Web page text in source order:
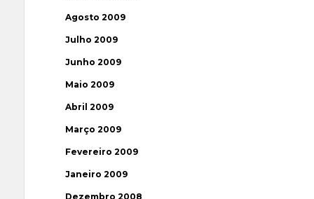
Agosto 2009
Julho 2009
Junho 2009
Maio 2009
Abril 2009
Março 2009
Fevereiro 2009
Janeiro 2009
Dezembro 2008